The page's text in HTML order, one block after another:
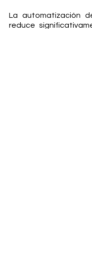
La automatización
reduce